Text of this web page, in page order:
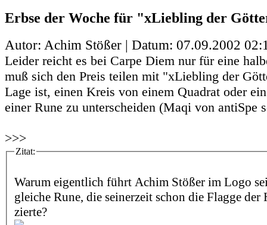
Erbse der Woche für "xLiebling der
Autor: Achim Stößer | Datum: 07.09.2002
Leider reicht es bei Carpe Diem nur für eine
muß sich den Preis teilen mit "xLiebling der
Lage ist, einen Kreis von einem Quadrat oder
einer Rune zu unterscheiden (Maqi von antiSpe
>>>
Zitat:
Warum eigentlich führt Achim Stößer im Logo
gleiche Rune, die seinerzeit schon die Flagge der
zierte?